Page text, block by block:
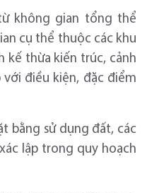
không gian tổng thể
cụ thể thuộc các khu
kế thừa kiến trúc, cảnh
điều kiện, đặc điểm
bằng sử dụng đất, các
lập trong quy hoạch